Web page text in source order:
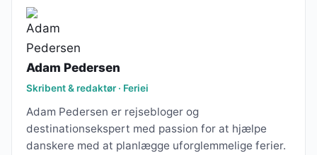
Adam Pedersen
Skribent & redaktør · Feriei
Adam Pedersen er rejsebloger og
destinationsekspert med passion for at hjælpe
danskere med at planlægge uforglemmelige ferier.